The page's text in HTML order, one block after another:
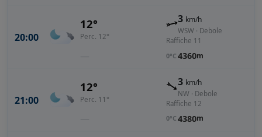
20:00
12°
Perc. 12°
—
3 km/h
WSW · Debole
Raffiche 11
0°C 4360m
21:00
12°
Perc. 11°
—
3 km/h
NW · Debole
Raffiche 12
0°C 4380m